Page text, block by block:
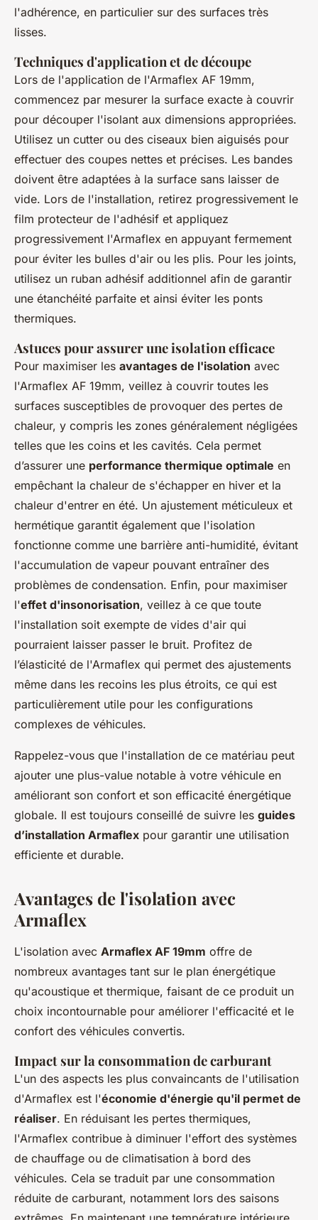
l'adhérence, en particulier sur des surfaces très
lisses.
Techniques d'application et de découpe
Lors de l'application de l'Armaflex AF 19mm,
commencez par mesurer la surface exacte à couvrir
pour découper l'isolant aux dimensions appropriées.
Utilisez un cutter ou des ciseaux bien aiguisés pour
effectuer des coupes nettes et précises. Les bandes
doivent être adaptées à la surface sans laisser de
vide. Lors de l'installation, retirez progressivement le
film protecteur de l'adhésif et appliquez
progressivement l'Armaflex en appuyant fermement
pour éviter les bulles d'air ou les plis. Pour les joints,
utilisez un ruban adhésif additionnel afin de garantir
une étanchéité parfaite et ainsi éviter les ponts
thermiques.
Astuces pour assurer une isolation efficace
Pour maximiser les avantages de l'isolation avec
l'Armaflex AF 19mm, veillez à couvrir toutes les
surfaces susceptibles de provoquer des pertes de
chaleur, y compris les zones généralement négligées
telles que les coins et les cavités. Cela permet
d’assurer une performance thermique optimale en
empêchant la chaleur de s'échapper en hiver et la
chaleur d'entrer en été. Un ajustement méticuleux et
hermétique garantit également que l'isolation
fonctionne comme une barrière anti-humidité, évitant
l'accumulation de vapeur pouvant entraîner des
problèmes de condensation. Enfin, pour maximiser
l'effet d'insonorisation, veillez à ce que toute
l'installation soit exempte de vides d'air qui
pourraient laisser passer le bruit. Profitez de
l’élasticité de l'Armaflex qui permet des ajustements
même dans les recoins les plus étroits, ce qui est
particulièrement utile pour les configurations
complexes de véhicules.
Rappelez-vous que l'installation de ce matériau peut
ajouter une plus-value notable à votre véhicule en
améliorant son confort et son efficacité énergétique
globale. Il est toujours conseillé de suivre les guides
d’installation Armaflex pour garantir une utilisation
efficiente et durable.
Avantages de l'isolation avec
Armaflex
L'isolation avec Armaflex AF 19mm offre de
nombreux avantages tant sur le plan énergétique
qu'acoustique et thermique, faisant de ce produit un
choix incontournable pour améliorer l'efficacité et le
confort des véhicules convertis.
Impact sur la consommation de carburant
L'un des aspects les plus convaincants de l'utilisation
d'Armaflex est l'économie d'énergie qu'il permet de
réaliser. En réduisant les pertes thermiques,
l'Armaflex contribue à diminuer l'effort des systèmes
de chauffage ou de climatisation à bord des
véhicules. Cela se traduit par une consommation
réduite de carburant, notamment lors des saisons